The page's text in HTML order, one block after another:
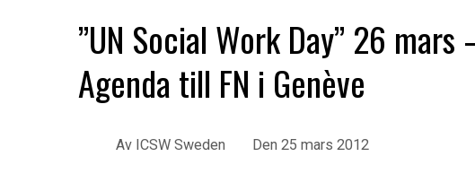
”UN Social Work Day” 26
Agenda till FN i Genève
Av ICSW Sweden Den 25 mars 2012